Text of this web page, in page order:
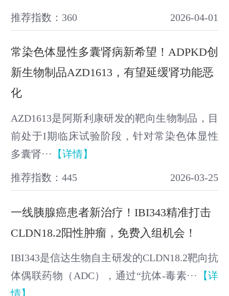
推荐指数：360 2026-04-01
常染色体显性多囊肾病新希望！ADPKD创
新生物制品AZD1613，有望延缓肾功能恶
化
AZD1613是阿斯利康研发的靶向生物制品，目
前处于I期临床试验阶段，针对常染色体显性
多囊肾··· 【详情】
推荐指数：445 2026-03-25
一线胰腺癌患者新治疗！IBI343精准打击
CLDN18.2阳性肿瘤，免费入组机会！
IBI343是信达生物自主研发的CLDN18.2靶向抗
体偶联药物（ADC），通过“抗体-毒素···
【详
情】